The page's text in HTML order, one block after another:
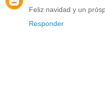
Feliz navidad y un
Responder